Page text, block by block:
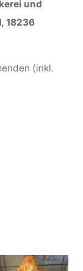
und
18236
(inkl.